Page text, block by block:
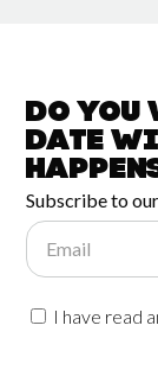
Do you
date
Subscribe to
Email
I have read